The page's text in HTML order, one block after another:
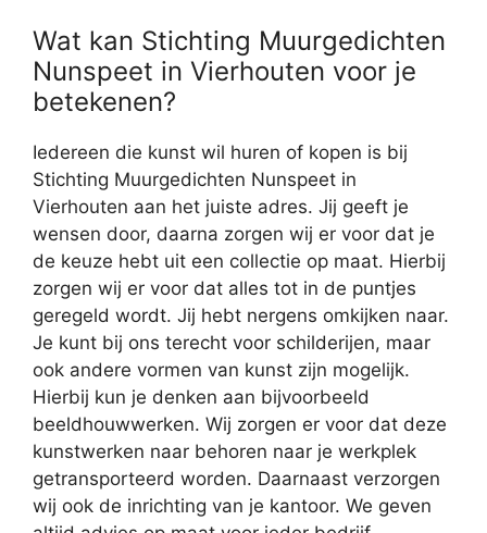
Wat kan Stichting Muurgedichten
Nunspeet in Vierhouten voor je
betekenen?
Iedereen die kunst wil huren of kopen is bij
Stichting Muurgedichten Nunspeet in
Vierhouten aan het juiste adres. Jij geeft je
wensen door, daarna zorgen wij er voor dat je
de keuze hebt uit een collectie op maat. Hierbij
zorgen wij er voor dat alles tot in de puntjes
geregeld wordt. Jij hebt nergens omkijken naar.
Je kunt bij ons terecht voor schilderijen, maar
ook andere vormen van kunst zijn mogelijk.
Hierbij kun je denken aan bijvoorbeeld
beeldhouwwerken. Wij zorgen er voor dat deze
kunstwerken naar behoren naar je werkplek
getransporteerd worden. Daarnaast verzorgen
wij ook de inrichting van je kantoor. We geven